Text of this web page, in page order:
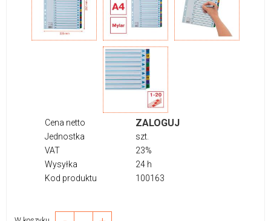
Cena netto ZALOGUJ
Jednostka
szt.
VAT
23%
Wysyłka
24 h
Kod produktu
100163